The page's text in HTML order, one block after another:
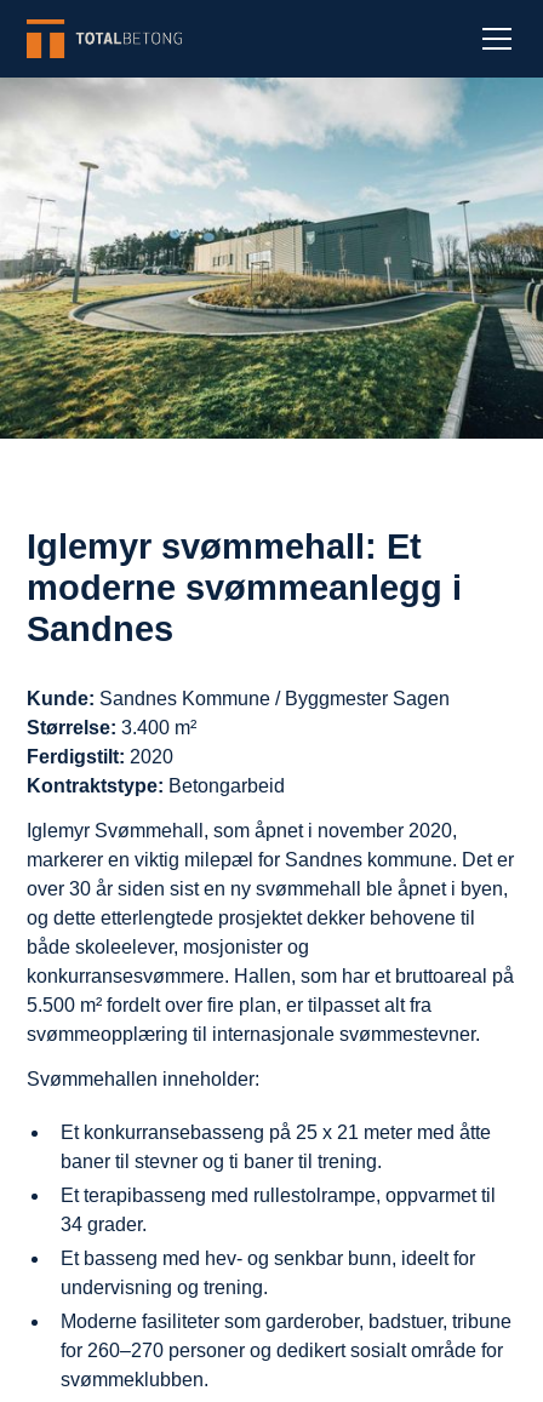
Iglemyr svømmehall: Et
moderne svømmeanlegg i
Sandnes
Kunde: Sandnes Kommune / Byggmester Sagen
Størrelse: 3.400 m²
Ferdigstilt: 2020
Kontraktstype: Betongarbeid
Iglemyr Svømmehall, som åpnet i november 2020,
markerer en viktig milepæl for Sandnes kommune. Det er
over 30 år siden sist en ny svømmehall ble åpnet i byen,
og dette etterlengtede prosjektet dekker behovene til
både skoleelever, mosjonister og
konkurransesvømmere. Hallen, som har et bruttoareal på
5.500 m² fordelt over fire plan, er tilpasset alt fra
svømmeopplæring til internasjonale svømmestevner.
Svømmehallen inneholder:
Et konkurransebasseng på 25 x 21 meter med åtte
baner til stevner og ti baner til trening.
Et terapibasseng med rullestolrampe, oppvarmet til
34 grader.
Et basseng med hev- og senkbar bunn, ideelt for
undervisning og trening.
Moderne fasiliteter som garderober, badstuer, tribune
for 260–270 personer og dedikert sosialt område for
svømmeklubben.